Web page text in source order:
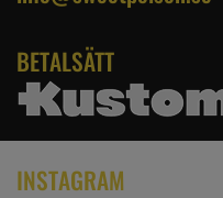
BETALSÄTT
INSTAGRAM